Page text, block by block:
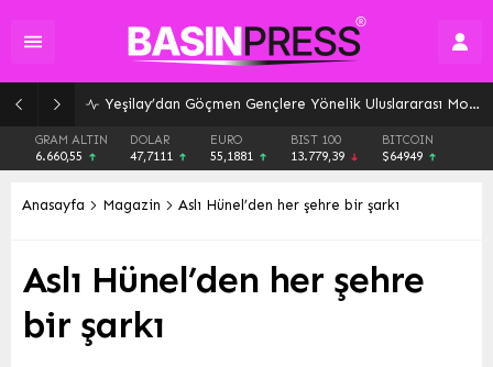
Yeşilay’dan Göçmen Gençlere Yönelik Uluslararası Model: Bağımlılıkla Mücadelede Kapsayıcı Çözümler
GRAM ALTIN
6.660,55
DOLAR
47,7111
EURO
55,1881
BIST 100
13.779,39
BITCOIN
$64949
Anasayfa Magazin Aslı Hünel’den her şehre bir şarkı
Aslı Hünel’den her şehre
bir şarkı